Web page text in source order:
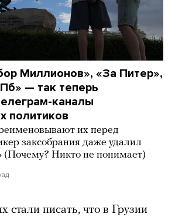
Миллионов», «За Питер»,
— так теперь
каналы
политиков
их перед
заксобрания даже удалил
(Почему? Никто не понимает)
стали писать, что в Грузии